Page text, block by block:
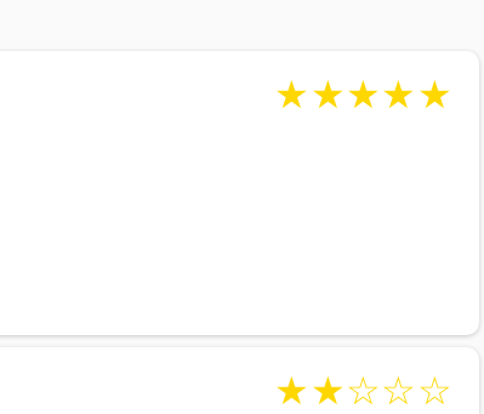
★★★★★
★★☆☆☆